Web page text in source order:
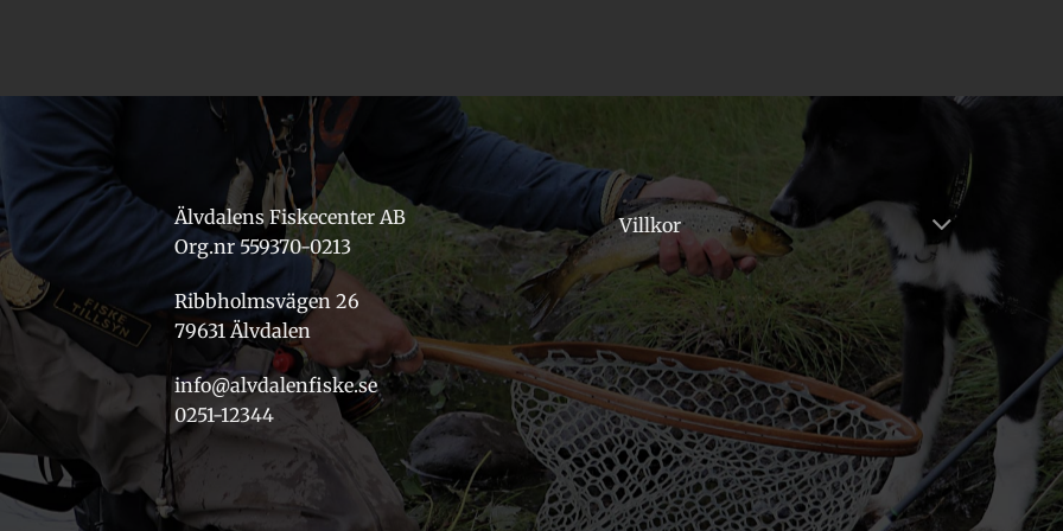
Älvdalens Fiskecenter AB
Org.nr 559370-0213
Ribbholmsvägen 26
79631 Älvdalen
info@alvdalenfiske.se
0251-12344
Villkor